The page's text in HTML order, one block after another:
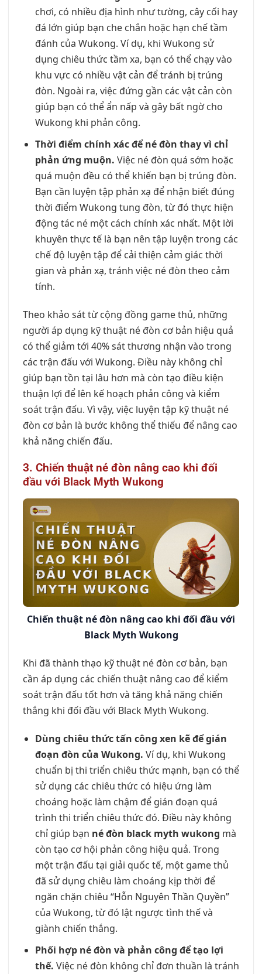
chơi, có nhiều địa hình như tường, cây cối hay
đá lớn giúp bạn che chắn hoặc hạn chế tầm
đánh của Wukong. Ví dụ, khi Wukong sử
dụng chiêu thức tầm xa, bạn có thể chạy vào
khu vực có nhiều vật cản để tránh bị trúng
đòn. Ngoài ra, việc đứng gần các vật cản còn
giúp bạn có thể ẩn nấp và gây bất ngờ cho
Wukong khi phản công.
Thời điểm chính xác để né đòn thay vì chỉ
phản ứng muộn. Việc né đòn quá sớm hoặc
quá muộn đều có thể khiến bạn bị trúng đòn.
Bạn cần luyện tập phản xạ để nhận biết đúng
thời điểm Wukong tung đòn, từ đó thực hiện
động tác né một cách chính xác nhất. Một lời
khuyên thực tế là bạn nên tập luyện trong các
chế độ luyện tập để cải thiện cảm giác thời
gian và phản xạ, tránh việc né đòn theo cảm
tính.
Theo khảo sát từ cộng đồng game thủ, những
người áp dụng kỹ thuật né đòn cơ bản hiệu quả
có thể giảm tới 40% sát thương nhận vào trong
các trận đấu với Wukong. Điều này không chỉ
giúp bạn tồn tại lâu hơn mà còn tạo điều kiện
thuận lợi để lên kế hoạch phản công và kiểm
soát trận đấu. Vì vậy, việc luyện tập kỹ thuật né
đòn cơ bản là bước không thể thiếu để nâng cao
khả năng chiến đấu.
3. Chiến thuật né đòn nâng cao khi đối
đầu với Black Myth Wukong
Chiến thuật né đòn nâng cao khi đối đầu với
Black Myth Wukong
Khi đã thành thạo kỹ thuật né đòn cơ bản, bạn
cần áp dụng các chiến thuật nâng cao để kiểm
soát trận đấu tốt hơn và tăng khả năng chiến
thắng khi đối đầu với Black Myth Wukong.
Dùng chiêu thức tấn công xen kẽ để gián
đoạn đòn của Wukong. Ví dụ, khi Wukong
chuẩn bị thi triển chiêu thức mạnh, bạn có thể
sử dụng các chiêu thức có hiệu ứng làm
choáng hoặc làm chậm để gián đoạn quá
trình thi triển chiêu thức đó. Điều này không
chỉ giúp bạn né đòn black myth wukong mà
còn tạo cơ hội phản công hiệu quả. Trong
một trận đấu tại giải quốc tế, một game thủ
đã sử dụng chiêu làm choáng kịp thời để
ngăn chặn chiêu “Hỗn Nguyên Thần Quyền”
của Wukong, từ đó lật ngược tình thế và
giành chiến thắng.
Phối hợp né đòn và phản công để tạo lợi
thế. Việc né đòn không chỉ đơn thuần là tránh